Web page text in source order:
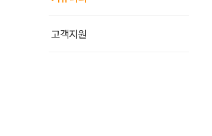
고객지원